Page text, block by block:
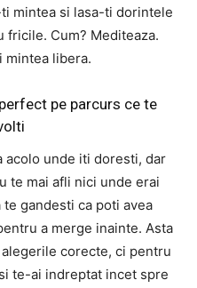
mintea si lasa-ti dorintele
Cum? Mediteaza.
mintea libera.
pe parcurs ce te
acolo unde iti doresti, dar
te mai afli nici unde erai
gandesti ca poti avea
a merge inainte. Asta
corecte, ci pentru
te-ai indreptat incet spre